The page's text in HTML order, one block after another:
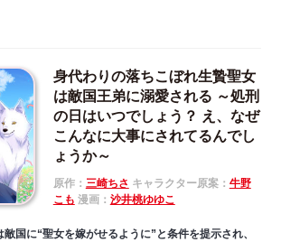
身代わりの落ちこぼれ生贄聖女
は敵国王弟に溺愛される ～処刑
の日はいつでしょう？ え、なぜ
こんなに大事にされてるんでし
ょうか～
原作： 三崎ちさ キャラクター原案： 牛野
こも 漫画： 沙井桃ゆゆこ
国に“聖女を嫁がせるように”と条件を提示され、